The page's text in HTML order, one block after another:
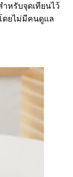
ำหรับจุดเทียนไว้
ดยไม่มีคนดูแล